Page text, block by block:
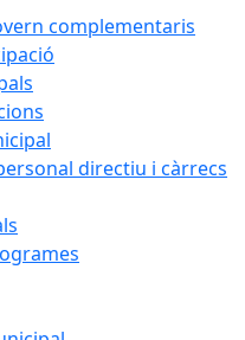
complementaris
directiu i càrrecs